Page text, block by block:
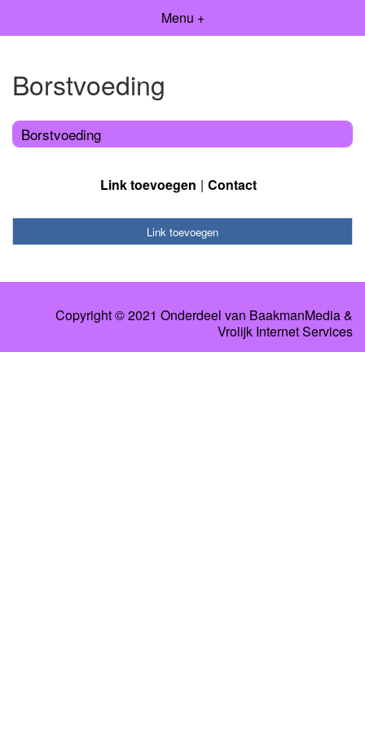
Menu +
Borstvoeding
Borstvoeding
Link toevoegen Contact
Link toevoegen
Copyright © 2021 Onderdeel van BaakmanMedia&
Vrolijk Internet Services